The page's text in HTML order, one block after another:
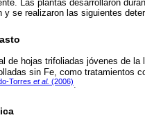
Las plantas desarrollaron
se realizaron las siguientes
de hojas trifoliadas jóvenes de
sin Fe, como tratamientos
Torres et al. (2006).